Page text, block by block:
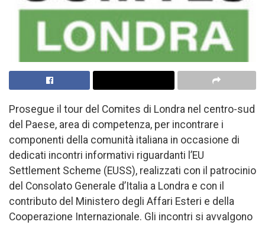
Prosegue il tour del Comites di Londra nel centro-sud
del Paese, area di competenza, per incontrare i
componenti della comunità italiana in occasione di
dedicati incontri informativi riguardanti l’EU
Settlement Scheme (EUSS), realizzati con il patrocinio
del Consolato Generale d’Italia a Londra e con il
contributo del Ministero degli Affari Esteri e della
Cooperazione Internazionale. Gli incontri si avvalgono